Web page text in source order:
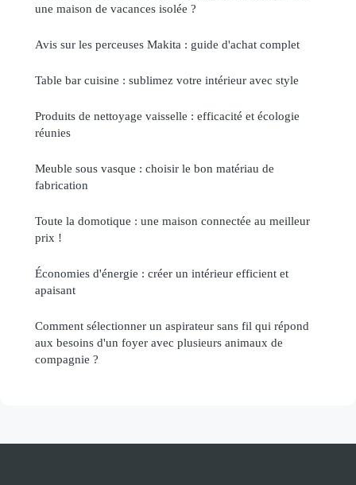
une maison de vacances isolée ?
Avis sur les perceuses Makita : guide d'achat complet
Table bar cuisine : sublimez votre intérieur avec style
Produits de nettoyage vaisselle : efficacité et écologie
réunies
Meuble sous vasque : choisir le bon matériau de
fabrication
Toute la domotique : une maison connectée au meilleur
prix !
Économies d'énergie : créer un intérieur efficient et
apaisant
Comment sélectionner un aspirateur sans fil qui répond
aux besoins d'un foyer avec plusieurs animaux de
compagnie ?